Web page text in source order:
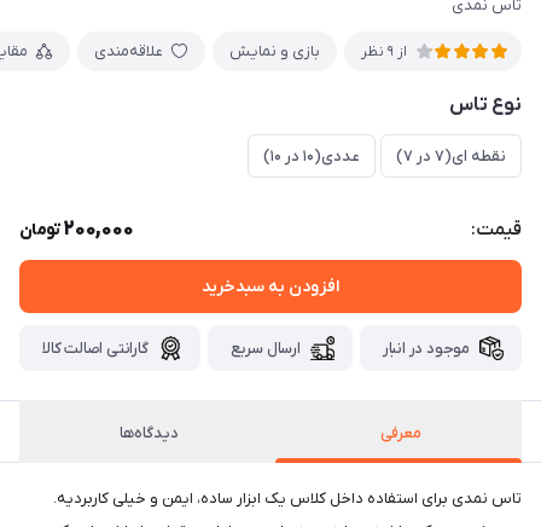
تاس نمدی
از 9 نظر بازی و نمایش علاقه‌مندی
نوع تاس
نقطه ای(۷ در ۷) عددی(۱۰ در ۱۰)
قیمت: 200,000تومان
افزودن به سبدخرید
موجود در انبار ارسال سریع گارانتی اصالت کالا
معرفی دیدگاه‌ها
تاس نمدی برای استفاده داخل کلاس یک ابزار ساده، ایمن و خیلی کاربردیه.